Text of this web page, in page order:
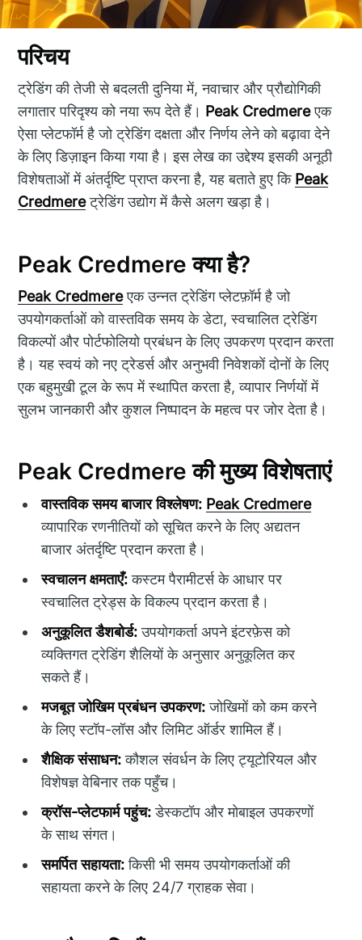
परिचय
ट्रेडिंग की तेजी से बदलती दुनिया में, नवाचार और प्रौद्योगिकी
लगातार परिदृश्य को नया रूप देते हैं। Peak Credmereएक
ऐसा प्लेटफॉर्म है जो ट्रेडिंग दक्षता और निर्णय लेने को बढ़ावा देने
के लिए डिज़ाइन किया गया है। इस लेख का उद्देश्य इसकी अनूठी
विशेषताओं में अंतर्दृष्टि प्राप्त करना है, यह बताते हुए कि Peak
Credmereट्रेडिंग उद्योग में कैसे अलग खड़ा है।
Peak Credmere क्या है?
Peak Credmereएक उन्नत ट्रेडिंग प्लेटफ़ॉर्म है जो
उपयोगकर्ताओं को वास्तविक समय के डेटा, स्वचालित ट्रेडिंग
विकल्पों और पोर्टफोलियो प्रबंधन के लिए उपकरण प्रदान करता
है। यह स्वयं को नए ट्रेडर्स और अनुभवी निवेशकों दोनों के लिए
एक बहुमुखी टूल के रूप में स्थापित करता है, व्यापार निर्णयों में
सुलभ जानकारी और कुशल निष्पादन के महत्व पर जोर देता है।
Peak Credmere की मुख्य विशेषताएं
वास्तविक समय बाजार विश्लेषण: Peak Credmere
व्यापारिक रणनीतियों को सूचित करने के लिए अद्यतन
बाजार अंतर्दृष्टि प्रदान करता है।
स्वचालन क्षमताएँ:कस्टम पैरामीटर्स के आधार पर
स्वचालित ट्रेड्स के विकल्प प्रदान करता है।
अनुकूलित डैशबोर्ड:उपयोगकर्ता अपने इंटरफ़ेस को
व्यक्तिगत ट्रेडिंग शैलियों के अनुसार अनुकूलित कर
सकते हैं।
मजबूत जोखिम प्रबंधन उपकरण:जोखिमों को कम करने
के लिए स्टॉप-लॉस और लिमिट ऑर्डर शामिल हैं।
शैक्षिक संसाधन:कौशल संवर्धन के लिए ट्यूटोरियल और
विशेषज्ञ वेबिनार तक पहुँच।
क्रॉस-प्लेटफार्म पहुंच:डेस्कटॉप और मोबाइल उपकरणों
के साथ संगत।
समर्पित सहायता:किसी भी समय उपयोगकर्ताओं की
सहायता करने के लिए 24/7 ग्राहक सेवा।